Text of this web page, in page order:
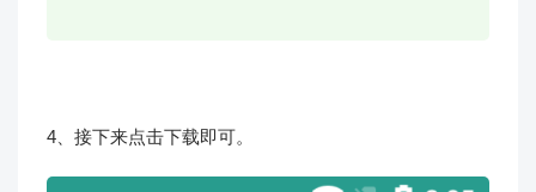
4、接下来点击下载即可。